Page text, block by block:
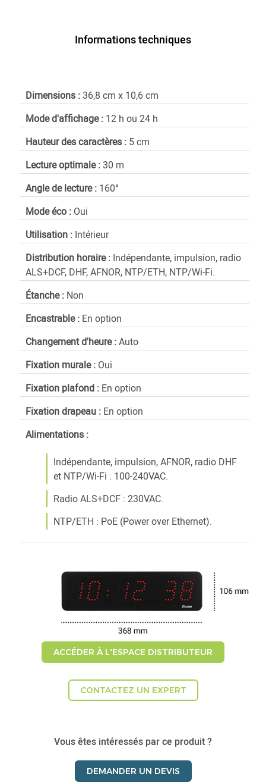
Informations techniques
Dimensions : 36,8 cm x 10,6 cm
Mode d'affichage : 12 h ou 24 h
Hauteur des caractères : 5 cm
Lecture optimale : 30 m
Angle de lecture : 160°
Mode éco : Oui
Utilisation : Intérieur
Distribution horaire : Indépendante, impulsion, radio
ALS+DCF, DHF, AFNOR, NTP/ETH, NTP/Wi-Fi.
Étanche : Non
Encastrable : En option
Changement d'heure :Auto
Fixation murale : Oui
Fixation plafond : En option
Fixation drapeau : En option
Alimentations :
Indépendante, impulsion, AFNOR, radio DHF
et NTP/Wi-Fi : 100-240VAC.
Radio ALS+DCF : 230VAC.
NTP/ETH : PoE (Power over Ethernet).
ACCÉDER À L'ESPACE DISTRIBUTEUR
CONTACTEZ UN EXPERT
Vous êtes intéressés par ce produit ?
DEMANDER UN DEVIS